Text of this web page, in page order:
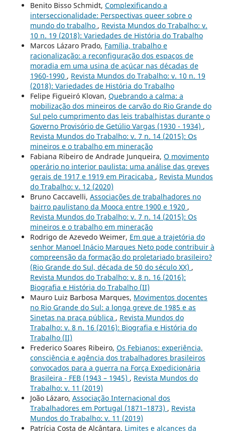
Benito Bisso Schmidt, Complexificando a
interseccionalidade: Perspectivas queer sobre o
mundo do trabalho , Revista Mundos do Trabalho: v.
10 n. 19 (2018): Variedades de História do Trabalho
Marcos Lázaro Prado, Família, trabalho e
racionalização: a reconfiguração dos espaços de
moradia em uma usina de açúcar nas décadas de
1960-1990 , Revista Mundos do Trabalho: v. 10 n. 19
(2018): Variedades de História do Trabalho
Felipe Figueiró Klovan, Quebrando a calma: a
mobilização dos mineiros de carvão do Rio Grande do
Sul pelo cumprimento das leis trabalhistas durante o
Governo Provisório de Getúlio Vargas (1930 - 1934) ,
Revista Mundos do Trabalho: v. 7 n. 14 (2015): Os
mineiros e o trabalho em mineração
Fabiana Ribeiro de Andrade Junqueira, O movimento
operário no interior paulista: uma análise das greves
gerais de 1917 e 1919 em Piracicaba , Revista Mundos
do Trabalho: v. 12 (2020)
Bruno Caccavelli, Associações de trabalhadores no
bairro paulistano da Mooca entre 1900 e 1920 ,
Revista Mundos do Trabalho: v. 7 n. 14 (2015): Os
mineiros e o trabalho em mineração
Rodrigo de Azevedo Weimer, Em que a trajetória do
senhor Manoel Inácio Marques Neto pode contribuir à
compreensão da formação do proletariado brasileiro?
(Rio Grande do Sul, década de 50 do século XX) ,
Revista Mundos do Trabalho: v. 8 n. 16 (2016):
Biografia e História do Trabalho (II)
Mauro Luiz Barbosa Marques, Movimentos docentes
no Rio Grande do Sul: a longa greve de 1985 e as
Sinetas na praça pública , Revista Mundos do
Trabalho: v. 8 n. 16 (2016): Biografia e História do
Trabalho (II)
Frederico Soares Ribeiro, Os Febianos: experiência,
consciência e agência dos trabalhadores brasileiros
convocados para a guerra na Força Expedicionária
Brasileira - FEB (1943 – 1945) , Revista Mundos do
Trabalho: v. 11 (2019)
João Lázaro, Associação Internacional dos
Trabalhadores em Portugal (1871–1873) , Revista
Mundos do Trabalho: v. 11 (2019)
Patrícia Costa de Alcântara, Limites e alcances da